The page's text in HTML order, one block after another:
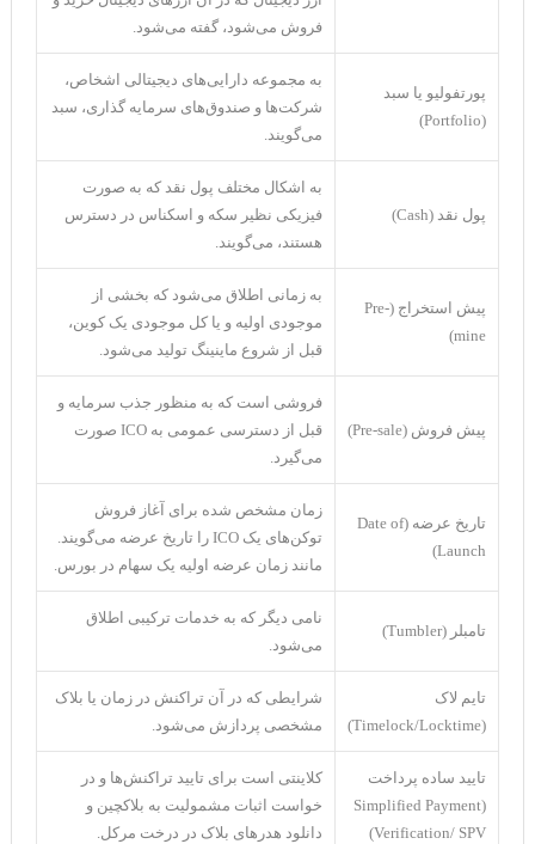
فروش می‌شود، گفته می‌شود.
پورتفولیو یا سبد
(Portfolio)
به مجموعه دارایی‌های دیجیتالی اشخاص،
شرکت‌ها و صندوق‌های سرمایه گذاری، سبد
می‌گویند.
پول نقد (Cash)
به اشکال مختلف پول نقد که به صورت
فیزیکی نظیر سکه و اسکناس در دسترس
هستند، می‌گویند.
پیش استخراج (Pre-
mine)
به زمانی اطلاق می‌شود که بخشی از
موجودی اولیه و یا کل موجودی یک کوین،
قبل از شروع ماینینگ تولید می‌شود.
پیش فروش (Pre-sale)
فروشی است که به منظور جذب سرمایه و
قبل از دسترسی عمومی به ICO صورت
می‌گیرد.
تاریخ عرضه (Date of
Launch)
زمان مشخص شده برای آغاز فروش
توکن‌های یک ICO را تاریخ عرضه می‌گویند.
مانند زمان عرضه اولیه یک سهام در بورس.
تامبلر (Tumbler)
نامی دیگر که به خدمات ترکیبی اطلاق
می‌شود.
تایم لاک
(Timelock/Locktime)
شرایطی که در آن تراکنش در زمان یا بلاک
مشخصی پردازش می‌شود.
تایید ساده پرداخت
(Simplified Payment
Verification/ SPV)
کلاینتی است برای تایید تراکنش‌ها و در
خواست اثبات مشمولیت به بلاکچین و
دانلود هدر‌های بلاک در درخت مرکل.